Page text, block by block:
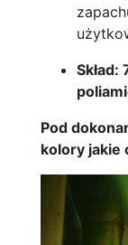
Pod
kolory jakie